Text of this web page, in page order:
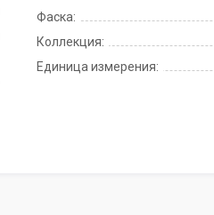
Фаска:
Коллекция:
Единица измерения: